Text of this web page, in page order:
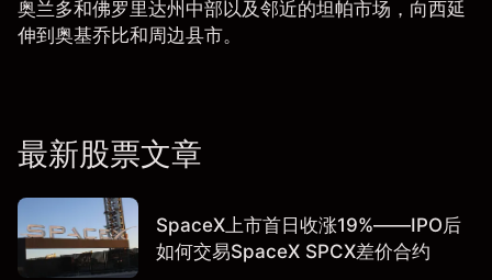
奥兰多和佛罗里达州中部以及邻近的坦帕市场，向西延
伸到奥基乔比和周边县市。
最新股票文章
SpaceX上市首日收涨19%——IPO后
如何交易SpaceX SPCX差价合约